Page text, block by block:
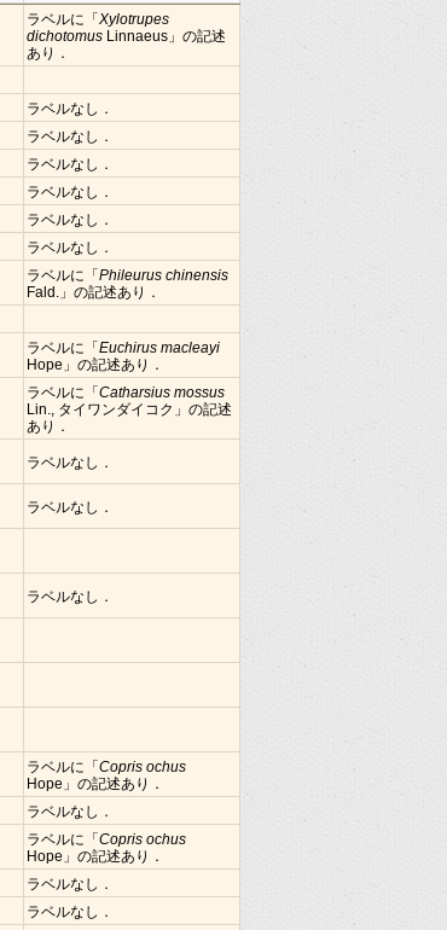
ラベルに「 Xylotrupes
dichotomus Linnaeus」の記述
あり．
ラベルなし．
ラベルなし．
ラベルなし．
ラベルなし．
ラベルなし．
ラベルなし．
ラベルに「 Phileurus chinensis
Fald.」の記述あり．
ラベルに「 Euchirus macleayi
Hope」の記述あり．
ラベルに「 Catharsius mossus
Lin., タイワンダイコク」の記述
あり．
ラベルなし．
ラベルなし．
ラベルなし．
ラベルに「 Copris ochus
Hope」の記述あり．
ラベルなし．
ラベルに「 Copris ochus
Hope」の記述あり．
ラベルなし．
ラベルなし．